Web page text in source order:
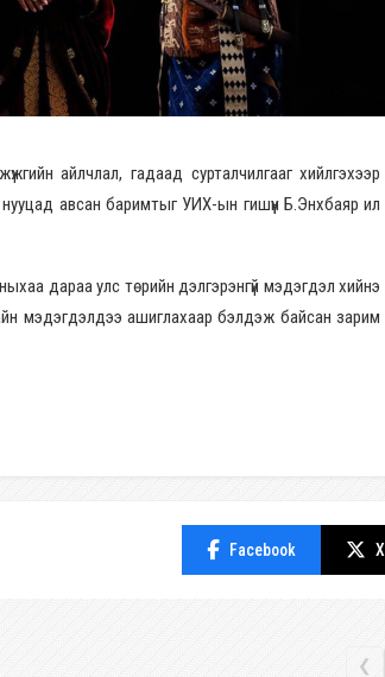
айлчлал, гадаад сурталчилгааг хийлгэхээр
авсан баримтыг УИХ-ын гишүүн Б.Энхбаяр ил
дараа улс төрийн дэлгэрэнгүй мэдэгдэл хийнэ
мэдэгдэлдээ ашиглахаар бэлдэж байсан зарим
Facebook X
❮